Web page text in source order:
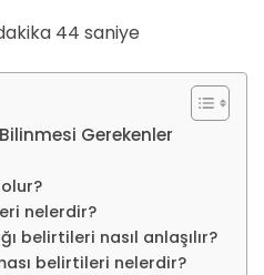
44 saniye
Bilinmesi Gerekenler
olur?
nelerdir?
belirtileri nasıl anlaşılır?
belirtileri nelerdir?